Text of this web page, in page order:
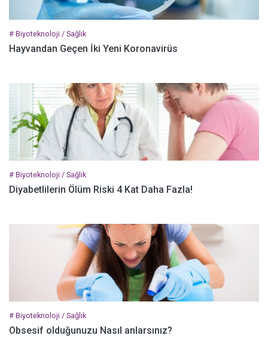
# Biyoteknoloji / Sağlık
Hayvandan Geçen İki Yeni Koronavirüs
# Biyoteknoloji / Sağlık
Diyabetlilerin Ölüm Riski 4 Kat Daha Fazla!
# Biyoteknoloji / Sağlık
Obsesif olduğunuzu Nasıl anlarsınız?